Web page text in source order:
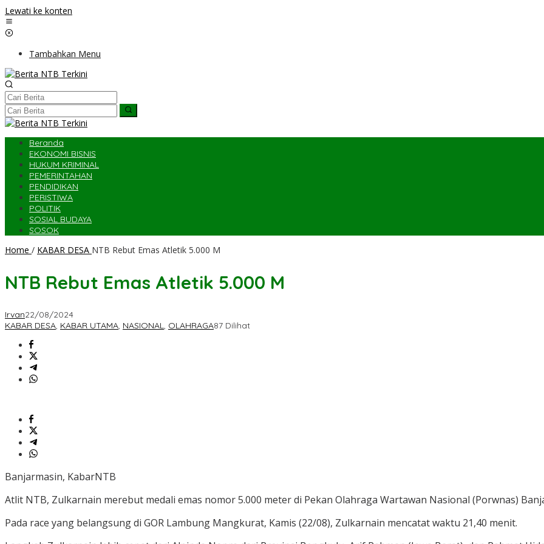
Lewati ke konten
Tambahkan Menu
Beranda
EKONOMI BISNIS
HUKUM KRIMINAL
PEMERINTAHAN
PENDIDIKAN
PERISTIWA
POLITIK
SOSIAL BUDAYA
SOSOK
Home / KABAR DESA NTB Rebut Emas Atletik 5.000 M
NTB Rebut Emas Atletik 5.000 M
Irvan22/08/2024
KABAR DESA, KABAR UTAMA, NASIONAL, OLAHRAGA87 Dilihat
Banjarmasin, KabarNTB
Atlit NTB, Zulkarnain merebut medali emas nomor 5.000 meter di Pekan Olahraga Wartawan Nasional (Porwnas)
Pada race yang belangsung di GOR Lambung Mangkurat, Kamis (22/08), Zulkarnain mencatat waktu 21,40 menit.